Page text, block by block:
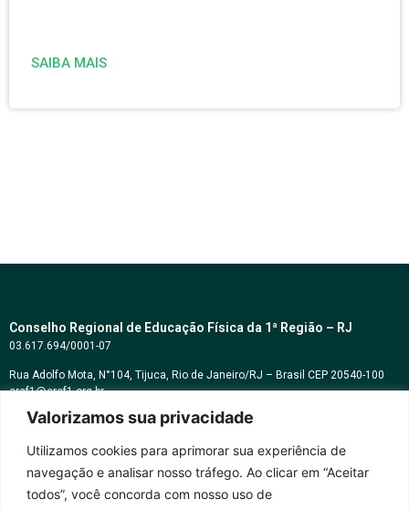
Valorizamos sua privacidade
Utilizamos cookies para aprimorar sua experiência de
navegação e analisar nosso tráfego. Ao clicar em “Aceitar
todos”, você concorda com nosso uso de
SAIBA MAIS
Conselho Regional de Educação Física da 1ª Região – RJ
03.617.694/0001-07
Rua Adolfo Mota, N°104, Tijuca, Rio de Janeiro/RJ – Brasil CEP 20540-100
cref1@cref1.org.br
Assessoria de comunicação:
Horários de atendimento: